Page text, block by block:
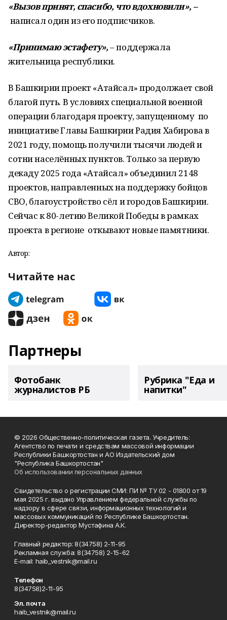
«Вызов принят, спасибо, что вдохновили», –
написал один из его подписчиков.
«Принимаю эстафету»,– поддержала
жительница республики.
В Башкирии проект «Атайсал» продолжает свой
благой путь. В условиях специальной военной
операции благодаря проекту, запущенному по
инициативе Главы Башкирии Радия Хабирова в
2021 году, помощь получили тысячи людей и
сотни населённых пунктов. Только за первую
декаду 2025 года «Атайсал» объединил 2148
проектов, направленных на поддержку бойцов
СВО, благоустройство сёл и городов Башкирии.
Сейчас к 80-летию Великой Победы в рамках
проекта в регионе откывают новые памятники.
Автор:
Читайте нас
Партнеры
Фотобанк
журналистов РБ
Рубрика "Еда и
напитки"
© 2026 Общественно-политическая газета. Учредитель:
Агентство по печати и средствам массовой информации
Республики Башкортостан и АО Издательский дом
"Республика Башкортостан"
Об использовании персональных данных
Свидетельство о регистрации СМИ: ПИ № ТУ 02 - 01800 от 19
мая 2025 г. выдано Управлением федеральной службы по
надзору в сфере связи, информационных технологий и
массовых коммуникаций по Республике Башкортостан.
Директор-редактор Мустафина А.К.
Главный редактор: 8(34758) 2-11-95
Рекламная служба: 8(34758) 2-15-62
Е-mаil: haib_vestnik@mail.ru
Телефон
8(34758)2-11-95
Эл. почта
haib_vestnik@mail.ru